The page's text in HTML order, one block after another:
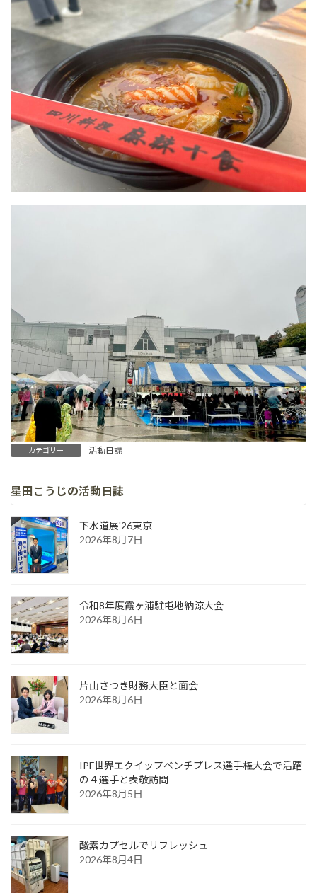
カテゴリー 活動日誌
星田こうじの活動日誌
下水道展'26東京
2026年8月7日
令和8年度霞ヶ浦駐屯地納涼大会
2026年8月6日
片山さつき財務大臣と面会
2026年8月6日
IPF世界エクイップベンチプレス選手権大会で活躍
の４選手と表敬訪問
2026年8月5日
酸素カプセルでリフレッシュ
2026年8月4日